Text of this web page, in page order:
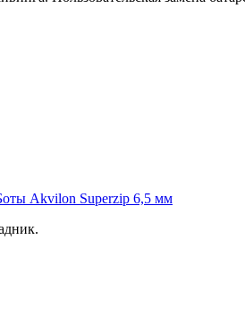
Akvilon Superzip 6,5 мм